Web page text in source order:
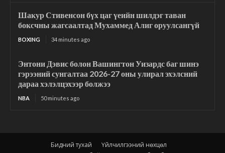
Шакур Стивенсон бүх цаг үеийн шилдэг таван
боксчны жагсаалтад Мухаммед Алиг оруулсангүй
BOXING 34 minutes ago
Энтони Дэвис болон Вашингтон Уизардс баг шинэ
гэрээний сунгалтаа 2026-27 оны улирал эхэлсний
дараа хэлэлцэхээр болжээ
NBA 50 minutes ago
Бидний тухай
Үйлчилгээний нөхцөл